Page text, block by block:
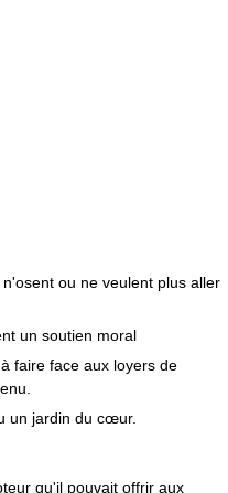
ou ne veulent plus aller
un soutien moral
faire face aux loyers de
un jardin du cœur.
qu'il pouvait offrir aux